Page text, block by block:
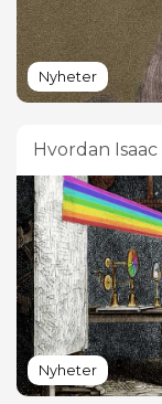
Nyheter
Hvordan
Nyheter